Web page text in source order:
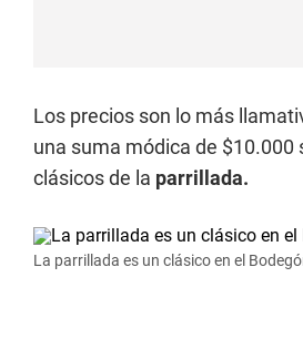
Los precios son lo más
una suma módica de $10.000
clásicos de la parrillada.
La parrillada es un clásico en el